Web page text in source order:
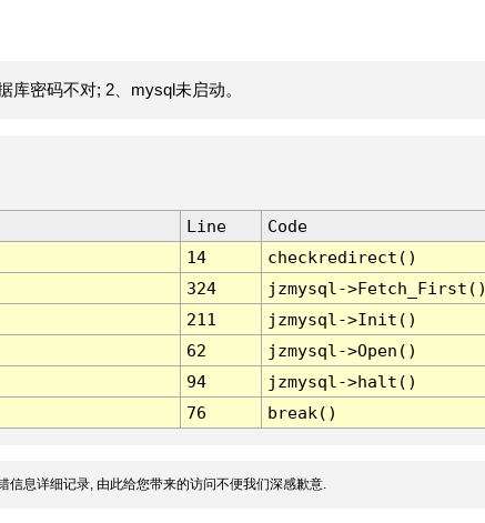
库密码不对; 2、mysql未启动。
Line
Code
14
checkredirect()
324
jzmysql-
211
jzmysql->Init()
62
jzmysql->Open()
94
jzmysql->halt()
76 break()
信息详细记录, 由此给您带来的访问不便我们深感歉意.